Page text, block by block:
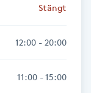
Stängt
12:00 - 20:00
11:00 - 15:00